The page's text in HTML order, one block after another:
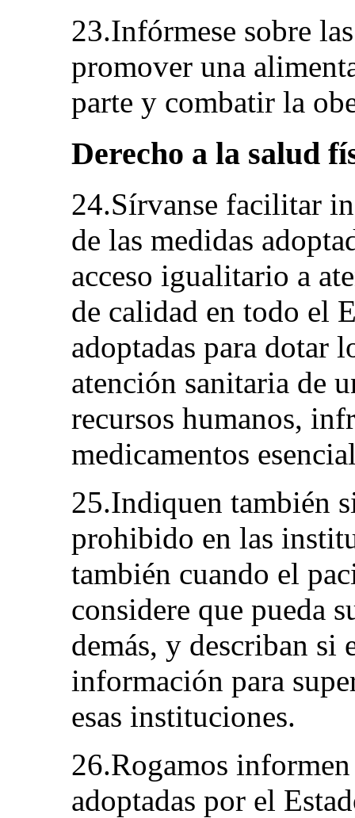
23.Infórmese sobre
promover una
parte y combatir la
Derecho a la salud
24.Sírvanse facilitar
de las medidas
acceso igualitario a
de calidad en todo el
adoptadas para dotar
atención sanitaria de
recursos humanos,
medicamentos
25.Indiquen también
prohibido en las
también cuando el
considere que pueda
demás, y describan si
información para
esas instituciones.
26.Rogamos
adoptadas por el